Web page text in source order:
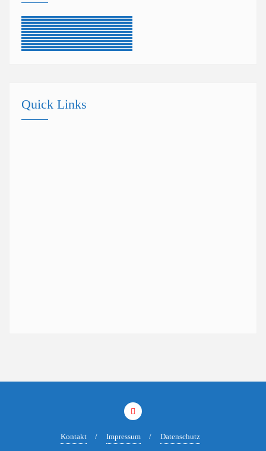
Quick Links
Kontakt Impressum Datenschutz